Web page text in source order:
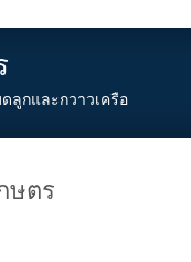
ลูกและกวาวเครือ
ษตร